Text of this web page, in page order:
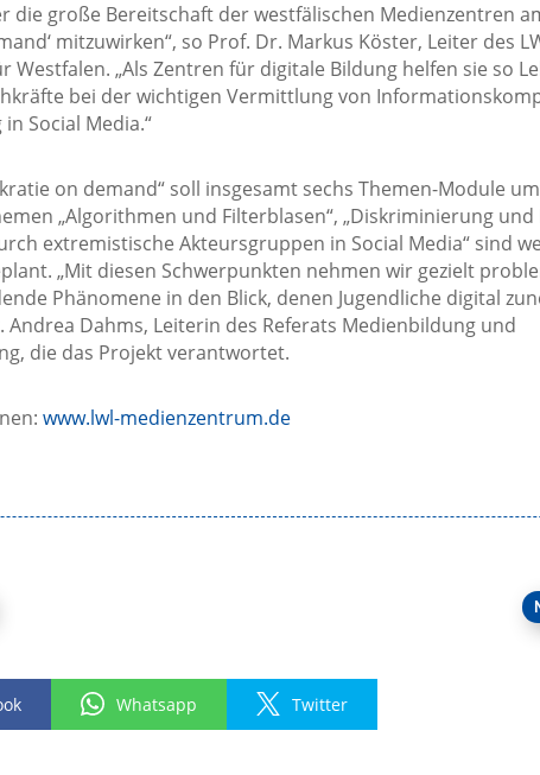
die große Bereitschaft der westfälischen Medienzentren
mitzuwirken“, so Prof. Dr. Markus Köster, Leiter des
Westfalen. „Als Zentren für digitale Bildung helfen sie so
bei der wichtigen Vermittlung von
Social Media.“
on demand“ soll insgesamt sechs Themen-Module
„Algorithmen und Filterblasen“, „Diskriminierung und
extremistische Akteursgruppen in Social Media“ sind
„Mit diesen Schwerpunkten nehmen wir gezielt
Phänomene in den Blick, denen Jugendliche digital
Andrea Dahms, Leiterin des Referats Medienbildung und
die das Projekt verantwortet.
www.lwl-medienzentrum.de
Whatsapp Twitter